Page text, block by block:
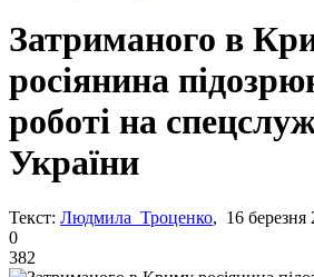
Затриманого в
росіянина
роботі на
України
Текст: Людмила Троценко, 16 березня
0
382